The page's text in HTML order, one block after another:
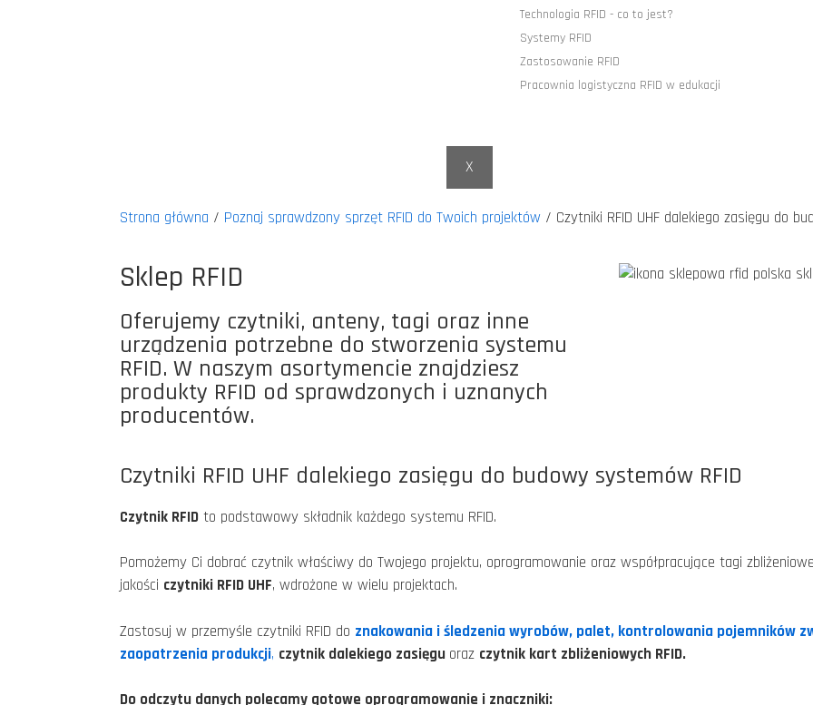
Technologia RFID - co to jest?
Systemy RFID
Zastosowanie RFID
Pracownia logistyczna RFID w edukacji
X
Strona główna / Poznaj sprawdzony sprzęt RFID do Twoich projektów / Czytniki RFID UHF dalekiego zasięgu do
Sklep RFID
Oferujemy czytniki, anteny, tagi oraz inne
urządzenia potrzebne do stworzenia systemu
RFID. W naszym asortymencie znajdziesz
produkty RFID od sprawdzonych i uznanych
producentów.
Czytniki RFID UHF dalekiego zasięgu do budowy systemów RFID
Czytnik RFID to podstawowy składnik każdego systemu RFID.
Pomożemy Ci dobrać czytnik właściwy do Twojego projektu, oprogramowanie oraz współpracujące tagi
jakości czytniki RFID UHF, wdrożone w wielu projektach.
Zastosuj w przemyśle czytniki RFID do znakowania i śledzenia wyrobów, palet, kontrolowania pojemników
zaopatrzenia produkcji, czytnik dalekiego zasięgu oraz czytnik kart zbliżeniowych RFID.
Do odczytu danych polecamy gotowe oprogramowanie i znaczniki: